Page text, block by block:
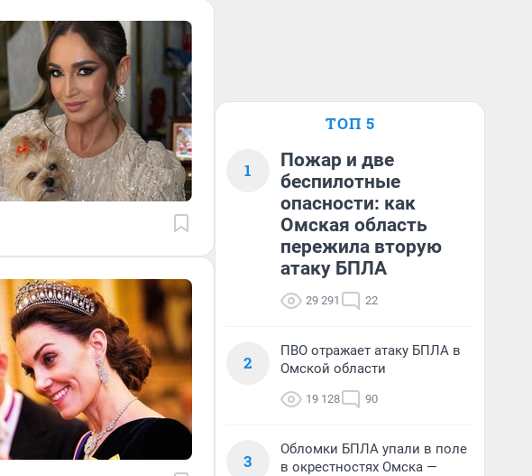
ТОП 5
1
Пожар и две
беспилотные
опасности: как
Омская область
пережила вторую
атаку БПЛА
29 291 22
2
ПВО отражает атаку БПЛА в
Омской области
19 128 90
3
Обломки БПЛА упали в поле
в окрестностях Омска —